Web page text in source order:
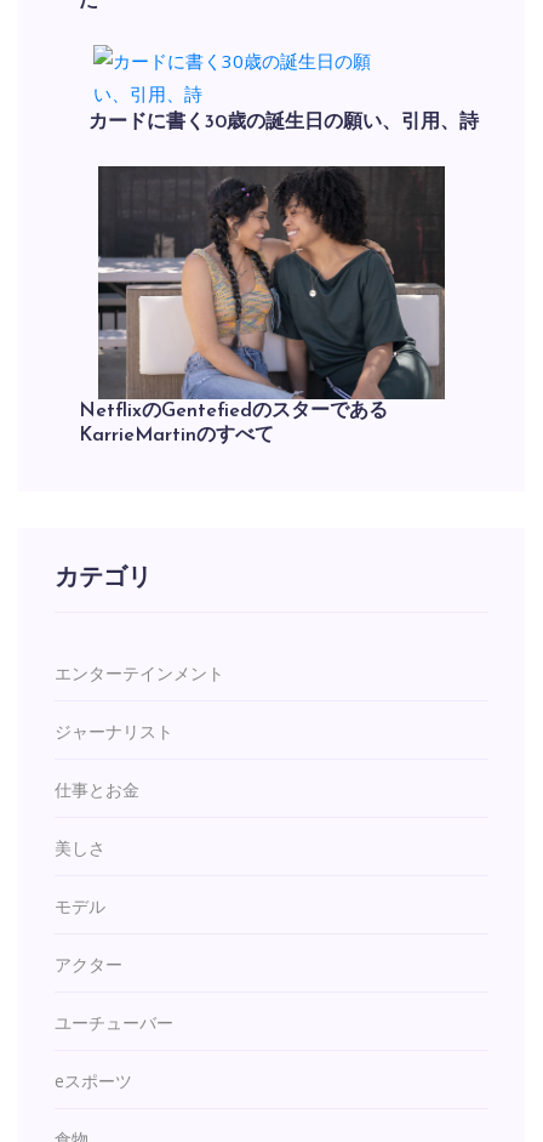
カードに書く30歳の誕生日の願い、引用、詩
NetflixのGentefiedのスターである
KarrieMartinのすべて
カテゴリ
エンターテインメント
ジャーナリスト
仕事とお金
美しさ
モデル
アクター
ユーチューバー
eスポーツ